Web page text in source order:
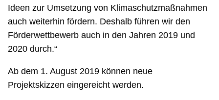
Ideen zur Umsetzung von Klimaschutzmaßnahmen
auch weiterhin fördern. Deshalb führen wir den
Förderwettbewerb auch in den Jahren 2019 und
2020 durch.“
Ab dem 1. August 2019 können neue
Projektskizzen eingereicht werden.